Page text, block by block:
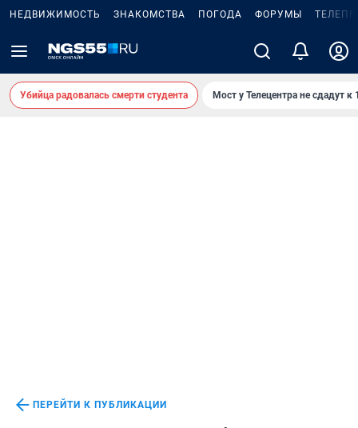
НЕДВИЖИМОСТЬ ЗНАКОМСТВА ПОГОДА ФОРУМЫ
Убийца радовалась смерти студента Мост у Телецентра не сдадут к
ПЕРЕЙТИ К ПУБЛИКАЦИИ